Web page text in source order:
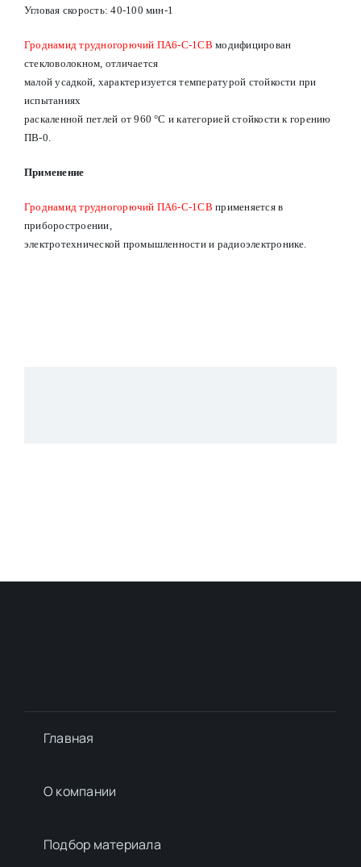
Угловая скорость: 40-100 мин-1
Гроднамид трудногорючий ПА6-С-1СВ модифицирован
стекловолокном, отличается
малой усадкой, характеризуется температурой стойкости при
испытаниях
раскаленной петлей от 960 °С и категорией стойкости к горению
ПВ-0.
Применение
Гроднамид трудногорючий ПА6-С-1СВ применяется в
приборостроении,
электротехнической промышленности и радиоэлектронике.
Главная
О компании
Подбор материалa